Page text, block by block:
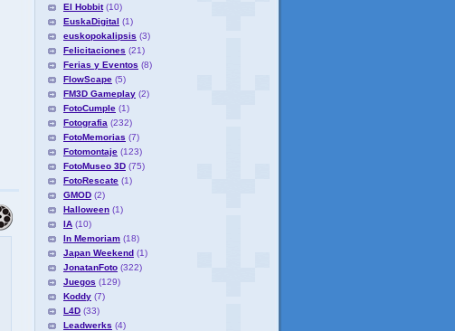
El Hobbit (10)
EuskaDigital (1)
euskopokalipsis (3)
Felicitaciones (21)
Ferias y Eventos (8)
FlowScape (5)
FM3D Gameplay (2)
FotoCumple (1)
Fotografia (232)
FotoMemorias (7)
Fotomontaje (123)
FotoMuseo 3D (75)
FotoRescate (1)
GMOD (2)
Halloween (1)
IA (10)
In Memoriam (18)
Japan Weekend (1)
JonatanFoto (322)
Juegos (129)
Koddy (7)
L4D (33)
Leadwerks (4)